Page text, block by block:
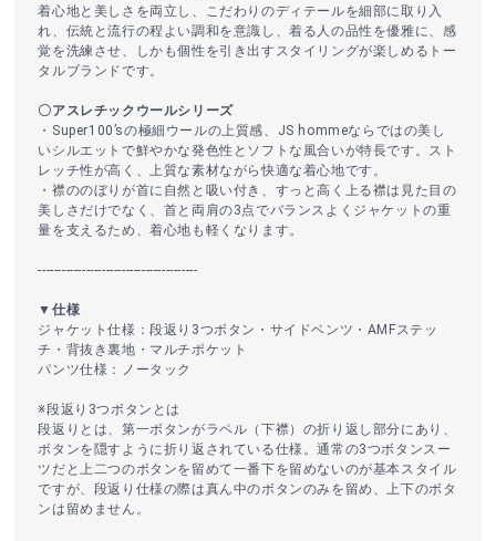
着心地と美しさを両立し、こだわりのディテールを細部に取り入
れ、伝統と流行の程よい調和を意識し、着る人の品性を優雅に、感
覚を洗練させ、しかも個性を引き出すスタイリングが楽しめるトー
タルブランドです。
〇アスレチックウールシリーズ
・Super100’sの極細ウールの上質感、JS hommeならではの美し
いシルエットで鮮やかな発色性とソフトな風合いが特長です。スト
レッチ性が高く、上質な素材ながら快適な着心地です。
・襟ののぼりが首に自然と吸い付き、すっと高く上る襟は見た目の
美しさだけでなく、首と両肩の3点でバランスよくジャケットの重
量を支えるため、着心地も軽くなります。
----------------------------------------
▼仕様
ジャケット仕様：段返り3つボタン・サイドベンツ・AMFステッ
チ・背抜き裏地・マルチポケット
パンツ仕様：ノータック
※段返り3つボタンとは
段返りとは、第一ボタンがラペル（下襟）の折り返し部分にあり、
ボタンを隠すように折り返されている仕様。通常の3つボタンスー
ツだと上二つのボタンを留めて一番下を留めないのが基本スタイル
ですが、段返り仕様の際は真ん中のボタンのみを留め、上下のボタ
ンは留めません。